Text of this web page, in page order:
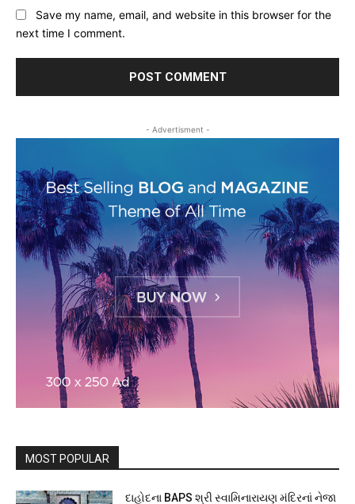
Save my name, email, and website in this browser for the
next time I comment.
- Advertisment -
MOST POPULAR
દાહોદના BAPS શ્રી સ્વામિનારાયણ મંદિરનાં નેજા